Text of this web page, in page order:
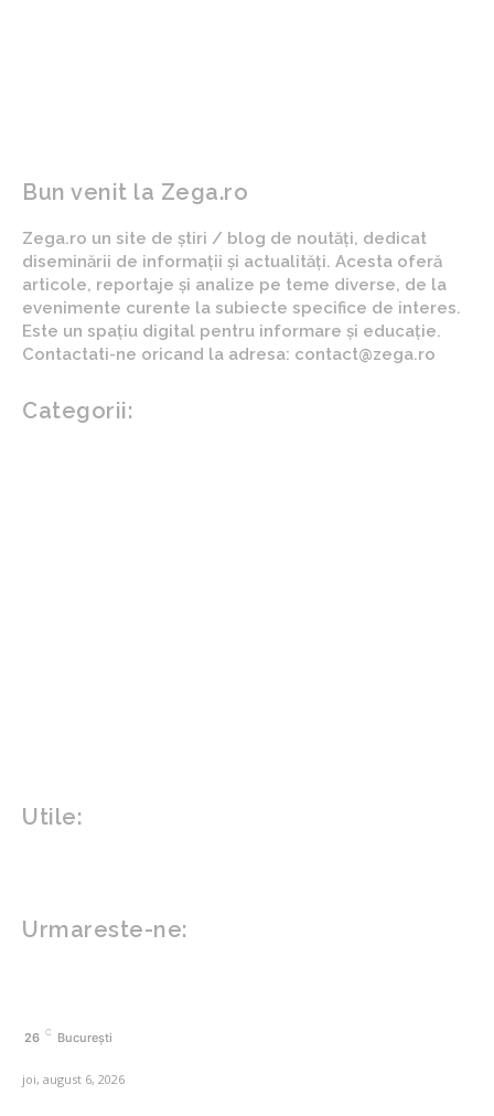
Bun venit la Zega.ro
Zega.ro un site de știri / blog de noutăți, dedicat
diseminării de informații și actualități. Acesta oferă
articole, reportaje și analize pe teme diverse, de la
evenimente curente la subiecte specifice de interes.
Este un spațiu digital pentru informare și educație.
Contactati-ne oricand la adresa: contact@zega.ro
Categorii:
Utile:
Urmareste-ne:
26 C București
joi, august 6, 2026